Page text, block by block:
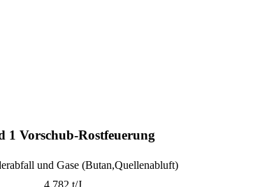
1 Vorschub-Rostfeuerung
und Gase (Butan,Quellenabluft)